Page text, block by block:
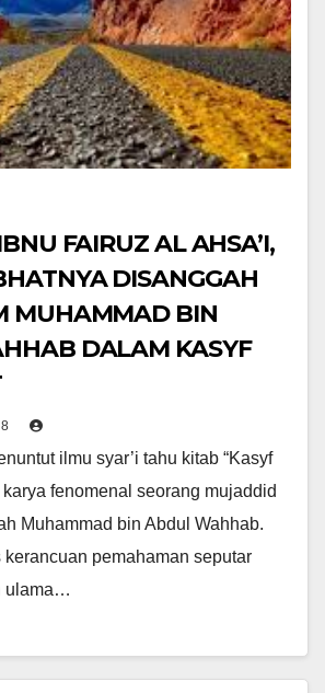
FAIRUZ AL AHSA’I,
DISANGGAH
MUHAMMAD BIN
DALAM KASYF
ilmu syar’i tahu kitab “Kasyf
karya fenomenal seorang mujaddid
Muhammad bin Abdul Wahhab.
kerancuan pemahaman seputar
ulama…